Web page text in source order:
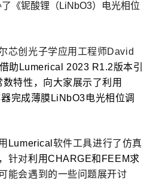
《铌酸锂（LiNbO3）电光相位
芯创光子学应用工程师David
借助Lumerical 2023 R1.2版本引
特性，向大家展示了利用
完成薄膜LiNbO3电光相位调
Lumerical 软件工具进行了仿真
针对利用CHARGE和FEEM求
能会遇到的一些问题展开讨